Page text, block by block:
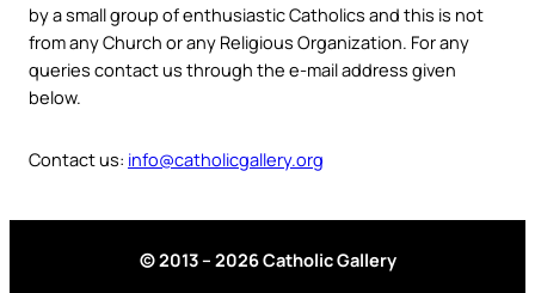
by a small group of enthusiastic Catholics and this is not
from any Church or any Religious Organization. For any
queries contact us through the e-mail address given
below.
Contact us: info@catholicgallery.org
© 2013 – 2026 Catholic Gallery